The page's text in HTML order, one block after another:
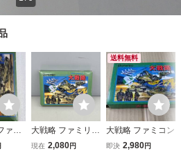
ァミ
大戦略 ファミリー
コンピュータ用ゲ
現在 2,080円
送料無料
大戦略 ファミコン
即決 2,980円